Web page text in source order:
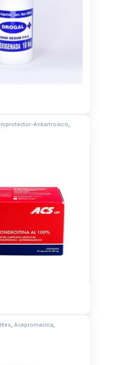
Antiartrosico,
, Acepromacina,